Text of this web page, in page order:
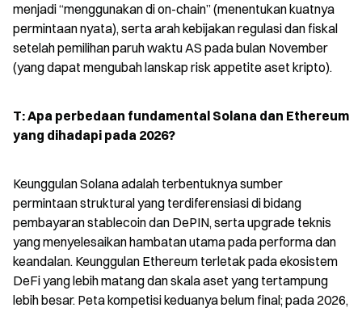
menjadi “menggunakan di on-chain” (menentukan kuatnya
permintaan nyata), serta arah kebijakan regulasi dan fiskal
setelah pemilihan paruh waktu AS pada bulan November
(yang dapat mengubah lanskap risk appetite aset kripto).
T: Apa perbedaan fundamental Solana dan Ethereum
yang dihadapi pada 2026?
Keunggulan Solana adalah terbentuknya sumber
permintaan struktural yang terdiferensiasi di bidang
pembayaran stablecoin dan DePIN, serta upgrade teknis
yang menyelesaikan hambatan utama pada performa dan
keandalan. Keunggulan Ethereum terletak pada ekosistem
DeFi yang lebih matang dan skala aset yang tertampung
lebih besar. Peta kompetisi keduanya belum final; pada 2026,